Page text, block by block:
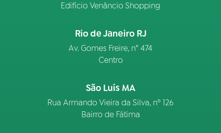
Edifício Venâncio Shopping
Rio de Janeiro RJ
Av. Gomes Freire, n° 474
Centro
São Luís MA
Rua Armando Vieira da Silva, nº 126
Bairro de Fátima